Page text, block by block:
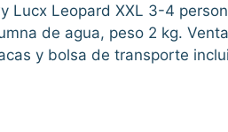
Lucx Leopard XXL 3-4
de agua, peso 2 kg.
y bolsa de transporte